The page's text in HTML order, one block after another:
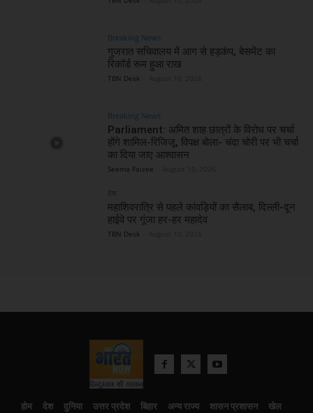
Breaking News
गुजरात सचिवालय में आग से हड़कंप, बेसमेंट का
रिकॉर्ड रूम हुआ राख
TBN Desk
Breaking News
Parliament: अमित शाह छात्रों के विरोध पर चर्चा
होंगे शामिल-रिजिजू, विपक्ष बोला- चंदा चोरी पर भी चर्चा
का दिया जाए आश्वासन
Seema Faizee
देश
महाशिवरात्रि से पहले कांवड़ियों का सैलाब, दिल्ली-दून
हाईवे पर गूंजा हर-हर महादेव
TBN Desk
होम देश दुनिया उत्तर प्रदेश बिहार अन्य राज्य शासन प्रशासन
खेल